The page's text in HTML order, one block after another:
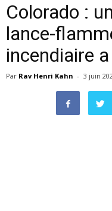
Colorado :
lance-
incendiaire
Par Rav Henri Kahn - 3 juin